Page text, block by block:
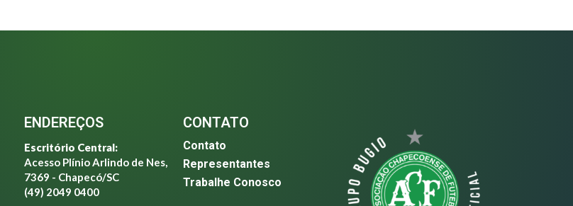
ENDEREÇOS
Escritório Central:
Acesso Plínio Arlindo de Nes,
7369 - Chapecó/SC
(49) 2049 0400
CONTATO
Contato
Representantes
Trabalhe Conosco